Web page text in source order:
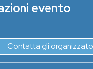
evento
Contatta gli